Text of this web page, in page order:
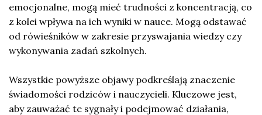
emocjonalne, mogą mieć trudności z koncentracją, co
z kolei wpływa na ich wyniki w nauce. Mogą odstawać
od rówieśników w zakresie przyswajania wiedzy czy
wykonywania zadań szkolnych.
Wszystkie powyższe objawy podkreślają znaczenie
świadomości rodziców i nauczycieli. Kluczowe jest,
aby zauważać te sygnały i podejmować działania,